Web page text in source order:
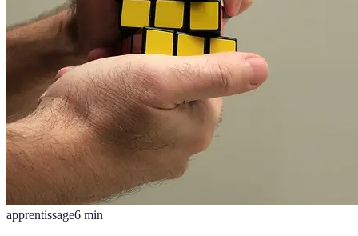
apprentissage6 min